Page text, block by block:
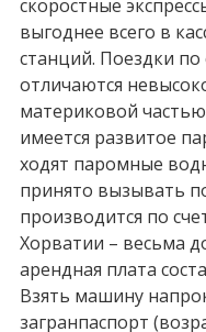
скоростные
выгоднее всего в
станций. Поездки по
отличаются
материковой
имеется развитое
ходят паромные
принято вызывать
производится по
Хорватии – весьма
арендная плата
Взять машину
загранпаспорт